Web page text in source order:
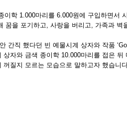
학 1.000마리를 6.000원에 구입하면
을 포기하고, 사랑을 버리고, 가족과 벽
간직 했다던 빈 예물시계 상자와 작품
자와 금색 종이학 10.000마리를 접은
질지 모르는 모습으로 말하고자 했습니